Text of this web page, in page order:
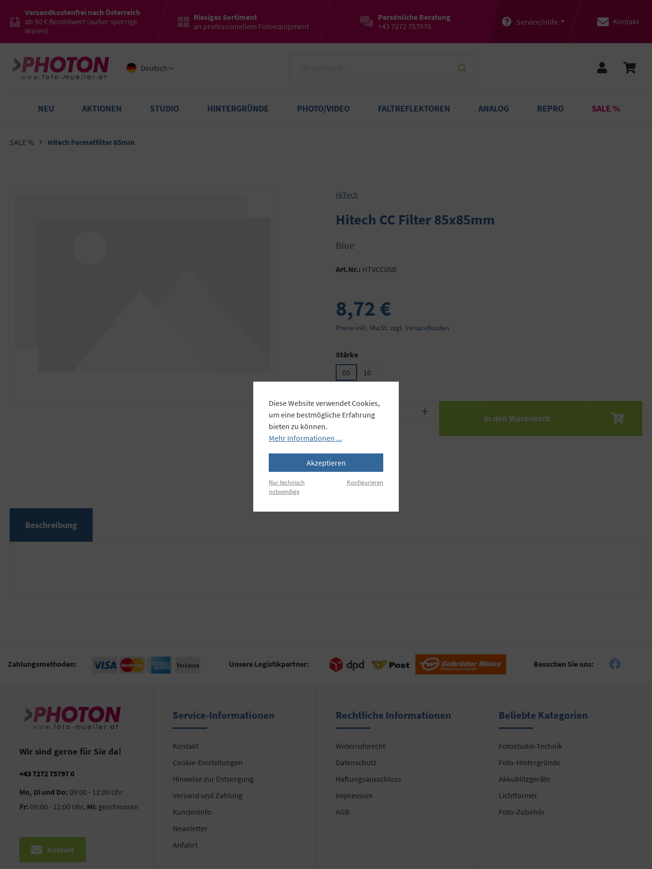
Versandkostenfrei nach Österreich
ab 90 € Bestellwert (außer sperrige
Waren)
Riesiges Sortiment
an professionellem Fotoequipment
Persönliche Beratung
+43 7272 757970
Service/Hilfe Kontakt
Deutsch
NEU AKTIONEN STUDIO HINTERGRÜNDE PHOTO/VIDEO FALTREFLEKTOREN ANALOG REPRO SALE %
SALE % Hitech Formatfilter 85mm
HiTech
Hitech CC Filter 85x85mm
Blue
Art.Nr.: HTVCC05B
8,72 €
Preise inkl. MwSt. zzgl. Versandkosten
Stärkeauswählen
05
10
Produkt Anzahl: Gib den gewünschten Wert ein oder benutze
In den Warenkorb
Beschreibung
Zahlungsmethoden: Unsere Logistikpartner: Besuchen Sie uns:
Wir sind gerne für Sie da!
+43 7272 75797 0
Mo, Di und Do: 09:00 - 12:00 Uhr
Fr: 09:00 - 12:00 Uhr, Mi: geschlossen
Kontakt
Service-Informationen
Kontakt
Cookie-Einstellungen
Hinweise zur Entsorgung
Versand und Zahlung
Kundeninfo
Newsletter
Anfahrt
Rechtliche Informationen
Widerrufsrecht
Datenschutz
Haftungsausschluss
Impressum
AGB
Beliebte Kategorien
Fotostudio-Technik
Foto-Hintergründe
Akkublitzgeräte
Lichtformer
Foto-Zubehör
Diese Website verwendet Cookies,
um eine bestmögliche Erfahrung
bieten zu können.
Mehr Informationen ...
Akzeptieren
Nur technisch
notwendige
Konfigurieren